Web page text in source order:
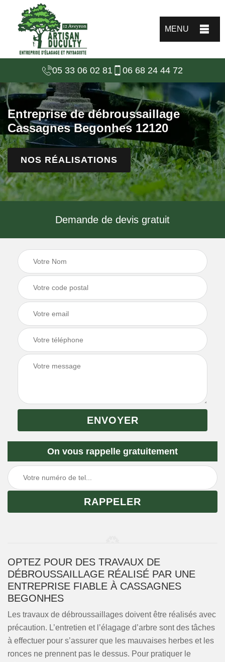
MENU
05 33 06 02 81 06 68 24 44 72
Entreprise de débroussaillage
Cassagnes Begonhes 12120
NOS RÉALISATIONS
Demande de devis gratuit
On vous rappelle gratuitement
OPTEZ POUR DES TRAVAUX DE
DÉBROUSSAILLAGE RÉALISÉ PAR UNE
ENTREPRISE FIABLE À CASSAGNES
BEGONHES
Les travaux de débroussaillages doivent être réalisés avec
précaution. L’entretien et l’élagage d’arbre sont des tâches
à effectuer pour s’assurer que les mauvaises herbes et les
ronces ne prennent pas le dessus. Pour pratiquer le